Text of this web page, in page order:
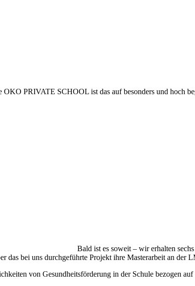
OKO PRIVATE SCHOOL ist das auf besonders und hoch
Bald ist es soweit – wir erhalten
das bei uns durchgeführte Projekt ihre Masterarbeit an der
von Gesundheitsförderung in der Schule bezogen